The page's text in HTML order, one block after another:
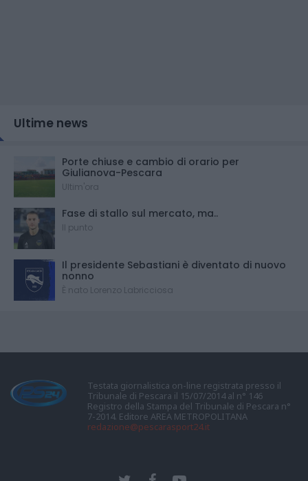
Ultime news
Porte chiuse e cambio di orario per
Giulianova-Pescara
Ultim'ora
Fase di stallo sul mercato, ma..
Il punto
Il presidente Sebastiani è diventato di nuovo
nonno
È nato Lorenzo Labricciosa
Testata giornalistica on-line registrata presso il
Tribunale di Pescara il 15/07/2014 al n° 146
Registro della Stampa del Tribunale di Pescara n°
7-2014. Editore AREA METROPOLITANA
redazione@pescarasport24.it